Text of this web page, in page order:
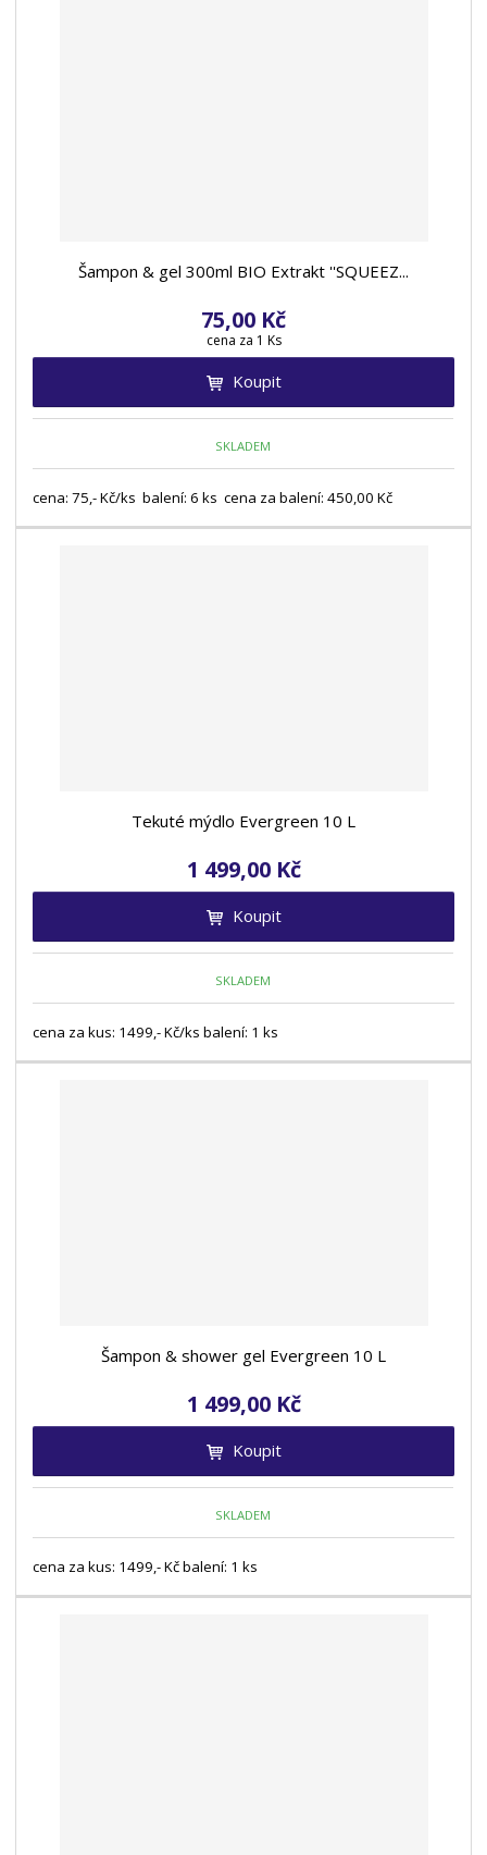
Šampon & gel 300ml BIO Extrakt ''SQUEEZ...
75,00 Kč
cena za 1 Ks
Koupit
SKLADEM
cena: 75,- Kč/ks balení: 6 ks cena za balení: 450,00 Kč
Tekuté mýdlo Evergreen 10 L
1 499,00 Kč
Koupit
SKLADEM
cena za kus: 1499,- Kč/ks balení: 1 ks
Šampon & shower gel Evergreen 10 L
1 499,00 Kč
Koupit
SKLADEM
cena za kus: 1499,- Kč balení: 1 ks